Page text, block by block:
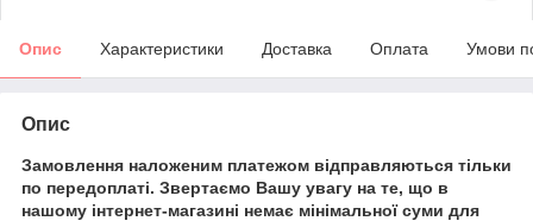
Опис Характеристики Доставка Оплата Умови
Опис
Замовлення наложеним платежом відправляються тільки
по передоплаті. Звертаємо Вашу увагу на те, що в
нашому інтернет-магазині немає мінімальної суми для